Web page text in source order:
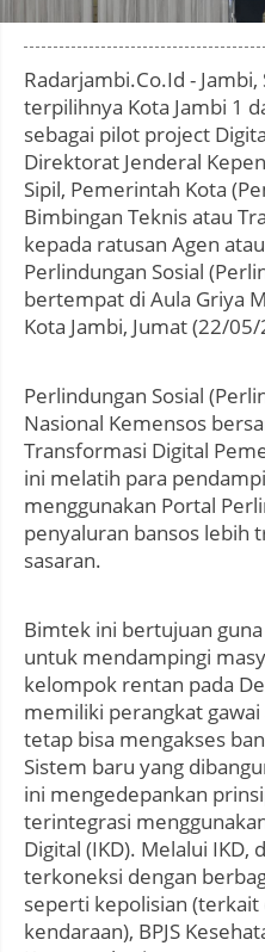
Radarjambi.Co.Id -
terpilihnya Kota Jambi 1
sebagai pilot project
Direktorat Jenderal
Sipil, Pemerintah Kota
Bimbingan Teknis atau
kepada ratusan Agen
Perlindungan Sosial
bertempat di Aula Griya
Kota Jambi, Jumat (22/
Perlindungan Sosial
Nasional Kemensos
Transformasi Digital
ini melatih para
menggunakan Portal
penyaluran bansos lebih
sasaran.
Bimtek ini bertujuan
untuk mendampingi
kelompok rentan pada
memiliki perangkat
tetap bisa mengakses
Sistem baru yang
ini mengedepankan
terintegrasi
Digital (IKD). Melalui IKD,
terkoneksi dengan
seperti kepolisian
kendaraan), BPJS